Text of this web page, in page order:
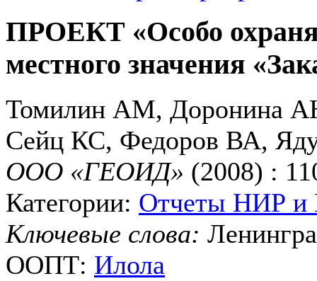
ПРОЕКТ «Особо
местного значения
Томилин АМ, Доронина
Сейц КС, Федоров ВА,
ООО «ГЕОИД» (2008) :
Категории: Отчеты НИР
Ключевые слова:
ООПТ: Илола